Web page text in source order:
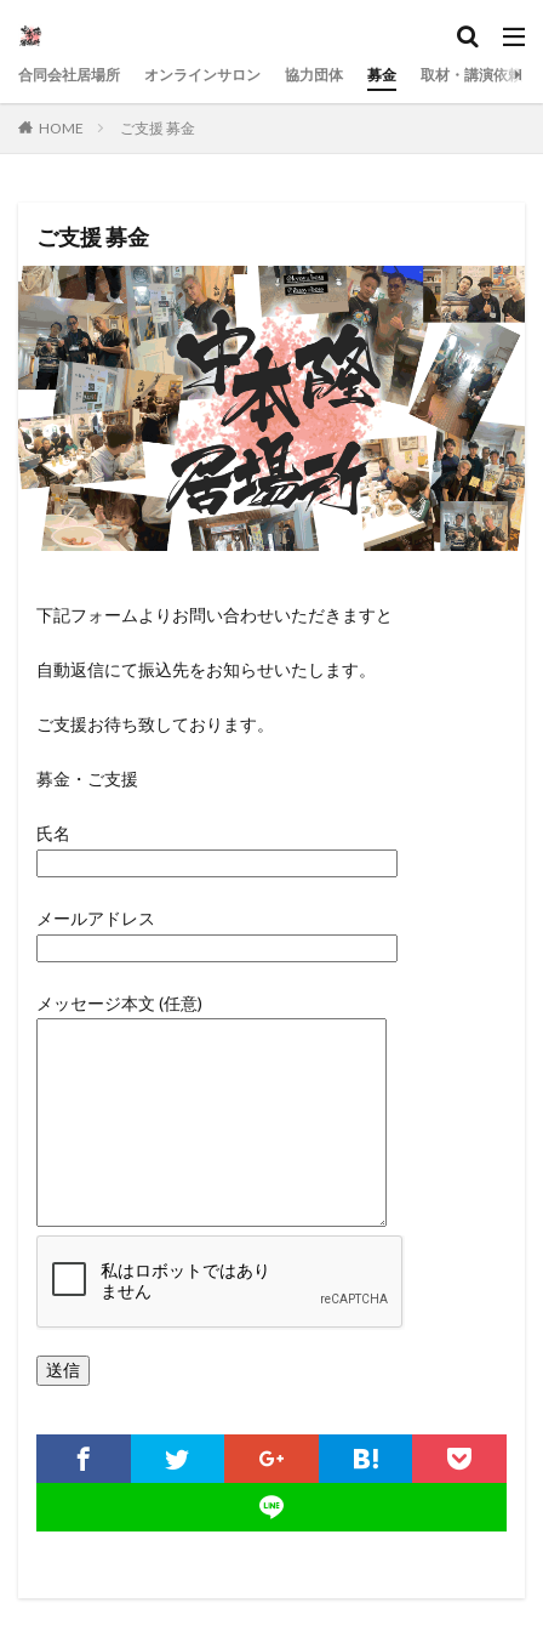
合同会社居場所 オンラインサロン 協力団体 募金 取材・講演依頼
HOME ご支援 募金
ご支援 募金
下記フォームよりお問い合わせいただきますと
自動返信にて振込先をお知らせいたします。
ご支援お待ち致しております。
募金・ご支援
氏名
メールアドレス
メッセージ本文 (任意)